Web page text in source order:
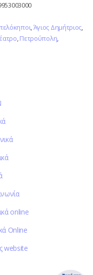
,Άγιος Δημήτριος,
,Πετρούπολη,
online
Online
website